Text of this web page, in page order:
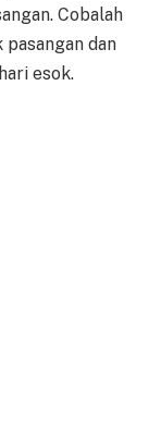
Cobalah
dan
esok.